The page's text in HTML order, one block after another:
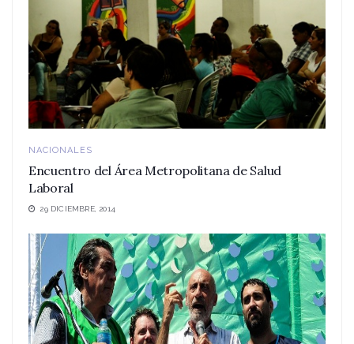
NACIONALES
Encuentro del Área Metropolitana de Salud
Laboral
29 DICIEMBRE, 2014